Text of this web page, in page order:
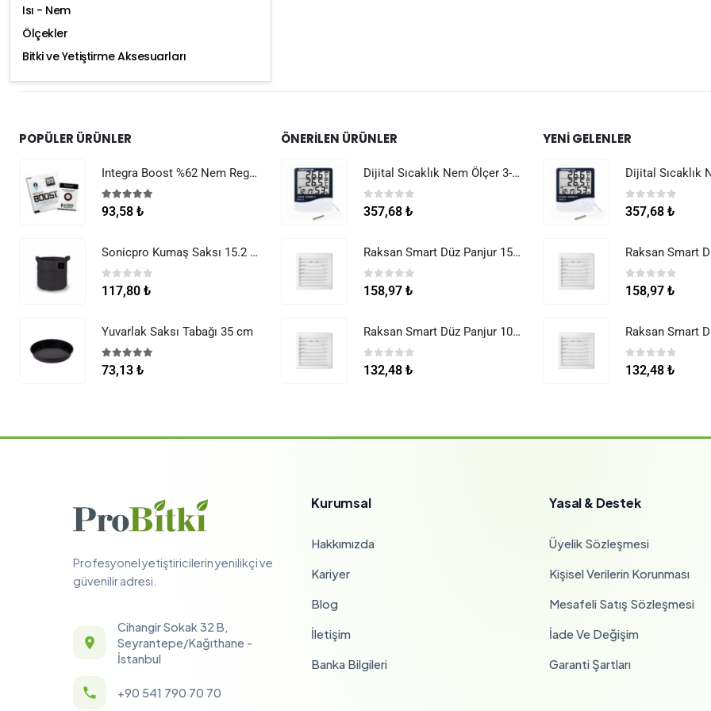
Isı - Nem
Ölçekler
Bitki ve Yetiştirme Aksesuarları
POPÜLER ÜRÜNLER
Integra Boost %62 Nem Regülatörü 8 g
5.005 üzerinden
93,58 ₺
Sonicpro Kumaş Saksı 15.2 Litre (4 Galon)
0 5 üzerinden
117,80 ₺
Yuvarlak Saksı Tabağı 35 cm
5.00 5 üzerinden
73,13 ₺
ÖNERILEN ÜRÜNLER
Dijital Sıcaklık Nem Ölçer 3-1 Sensör Kablolu
05 üzerinden
357,68 ₺
Raksan Smart Düz Panjur 150 mm Sinek Telli
0 5 üzerinden
158,97 ₺
Raksan Smart Düz Panjur 100 mm Sinek Telli
0 5 üzerinden
132,48 ₺
YENI GELENLER
05 üzerinden
357,68 ₺
0 5 üzerinden
158,97 ₺
0 5 üzerinden
132,48 ₺
Profesyonel yetiştiricilerin yenilikçi ve
güvenilir adresi.
Cihangir Sokak 32 B,
Seyrantepe/Kağıthane -
İstanbul
+90 541 790 70 70
Kurumsal
Hakkımızda
Kariyer
Blog
İletişim
Banka Bilgileri
Yasal & Destek
Üyelik Sözleşmesi
Kişisel Verilerin Korunması
Mesafeli Satış Sözleşmesi
İade Ve Değişim
Garanti Şartları